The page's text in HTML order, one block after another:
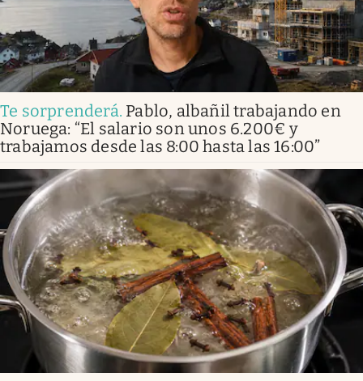
Te sorprenderá. Pablo, albañil trabajando en
Noruega: “El salario son unos 6.200€ y
trabajamos desde las 8:00 hasta las 16:00”